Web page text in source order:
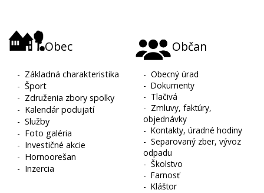
Obec
- Základná charakteristika
-Šport
- Združenia zbory spolky
- Kalendár podujatí
-Služby
- Foto galéria
- Investičné akcie
- Hornoorešan
- Inzercia
Občan
-Obecný úrad
-Dokumenty
- Tlačivá
- Zmluvy, faktúry,
objednávky
-Kontakty, úradné hodiny
-Separovaný zber, vývoz
odpadu
-Školstvo
-Farnosť
-Kláštor